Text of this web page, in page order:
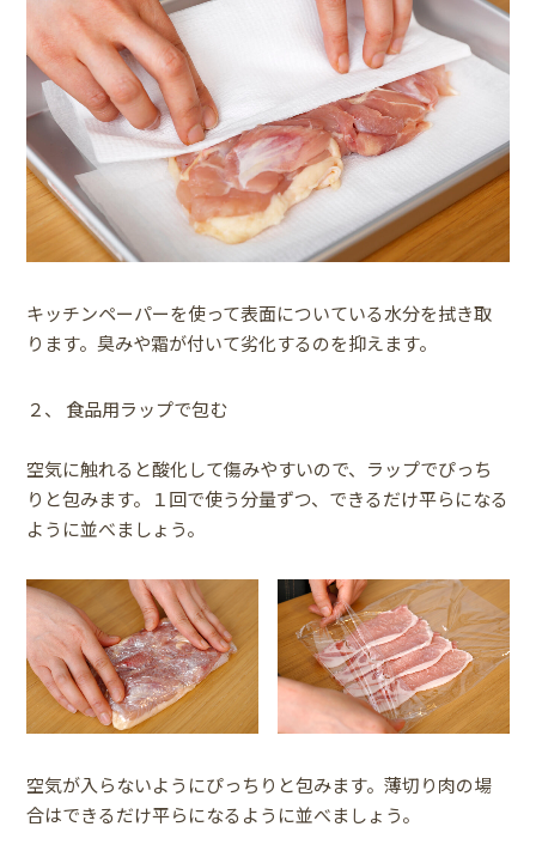
キッチンペーパーを使って表面についている水分を拭き取
ります。臭みや霜が付いて劣化するのを抑えます。
２、 食品用ラップで包む
空気に触れると酸化して傷みやすいので、ラップでぴっち
りと包みます。１回で使う分量ずつ、できるだけ平らになる
ように並べましょう。
空気が入らないようにぴっちりと包みます。薄切り肉の場
合はできるだけ平らになるように並べましょう。